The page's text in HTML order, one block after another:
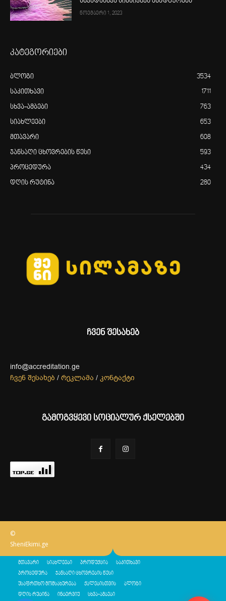
ნოემბერი 1, 2023
კატეგორიები
ბლოგი 3534
საკითხავი 1711
სხვა-ამბები 763
სიახლეები 653
მთავარი 608
ჯანსაღი ცხოვრების წესი 593
პროცედურა 434
დღის რუტინა 280
ჩვენ შესახებ
info@accreditation.ge
ჩვენ შესახებ / რეკლამა / კონტაქტი
გამოგვყევი სოციალურ ქსელებში
©
SheniEkimi.ge
მთავარი სიახლეები პროდუქცია საკითხავი
პროცედურა ჯანსაღი ცხოვრების წესი
უსაფრთხო მომსახურება ქალებისთვის ბლოგი
დღის რუტინა ინტერვიუ სხვა-ამბები